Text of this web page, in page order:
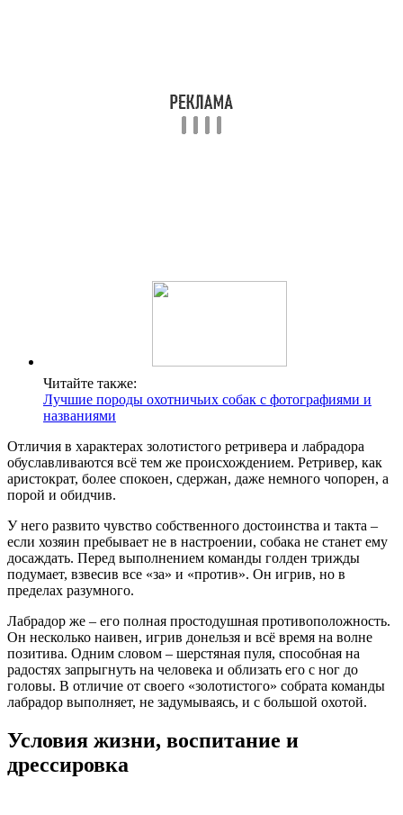
Читайте также:
Лучшие породы охотничьих собак с фотографиями и
названиями
Отличия в характерах золотистого ретривера и лабрадора
обуславливаются всё тем же происхождением. Ретривер, как
аристократ, более спокоен, сдержан, даже немного чопорен, а
порой и обидчив.
У него развито чувство собственного достоинства и такта –
если хозяин пребывает не в настроении, собака не станет ему
досаждать. Перед выполнением команды голден трижды
подумает, взвесив все «за» и «против». Он игрив, но в
пределах разумного.
Лабрадор же – его полная простодушная противоположность.
Он несколько наивен, игрив донельзя и всё время на волне
позитива. Одним словом – шерстяная пуля, способная на
радостях запрыгнуть на человека и облизать его с ног до
головы. В отличие от своего «золотистого» собрата команды
лабрадор выполняет, не задумываясь, и с большой охотой.
Условия жизни, воспитание и
дрессировка